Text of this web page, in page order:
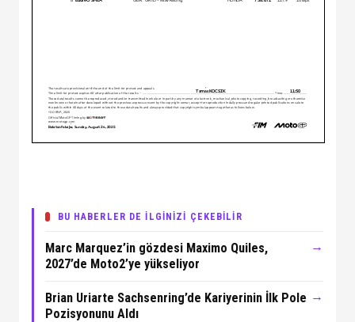
BU HABERLER DE İLGİNİZİ ÇEKEBİLİR
Marc Marquez’in gözdesi Maximo Quiles,
2027’de Moto2’ye yükseliyor
→
Brian Uriarte Sachsenring’de Kariyerinin İlk Pole
Pozisyonunu Aldı
→